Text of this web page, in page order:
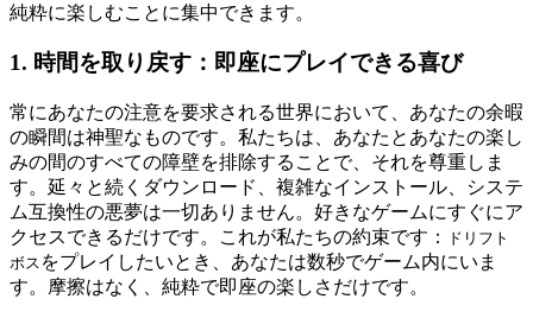
純粋に楽しむことに集中できます。
1. 時間を取り戻す：即座にプレイできる喜び
常にあなたの注意を要求される世界において、あなたの余暇
の瞬間は神聖なものです。私たちは、あなたとあなたの楽し
みの間のすべての障壁を排除することで、それを尊重しま
す。延々と続くダウンロード、複雑なインストール、システ
ム互換性の悪夢は一切ありません。好きなゲームにすぐにア
クセスできるだけです。これが私たちの約束です：
ドリフト
ボス をプレイしたいとき、あなたは数秒でゲーム内にいま
す。摩擦はなく、純粋で即座の楽しさだけです。